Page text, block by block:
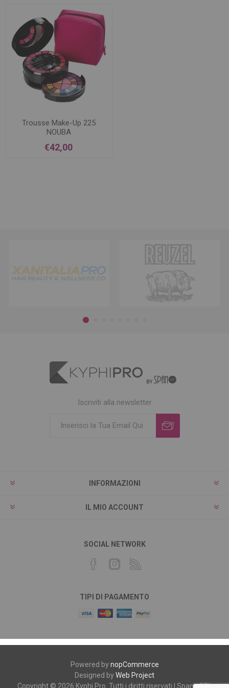
Trousse Make-Up 225
NOUBA
€42,00
Iscriviti alla newsletter
INFORMAZIONI
IL MIO ACCOUNT
SOCIAL NETWORK
TIPI DI PAGAMENTO
Powered bynopCommerce
Designed byWeb Project
Copyright © 2026 Kyphi Pro. Tutti i diritti riservati | Spano SRL